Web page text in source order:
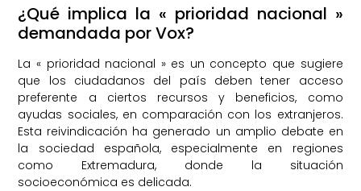
¿Qué implica la « prioridad nacional »
demandada por Vox?
La « prioridad nacional » es un concepto que sugiere
que los ciudadanos del país deben tener acceso
preferente a ciertos recursos y beneficios, como
ayudas sociales, en comparación con los extranjeros.
Esta reivindicación ha generado un amplio debate en
la sociedad española, especialmente en regiones
como Extremadura, donde la situación
socioeconómica es delicada.